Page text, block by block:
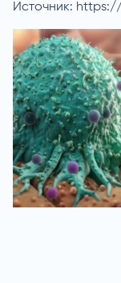
Источник: